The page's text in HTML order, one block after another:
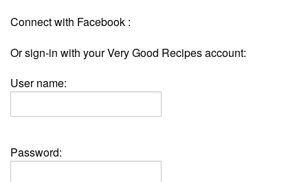
Connect with Facebook :
Or sign-in with your Very Good Recipes account:
User name:
Password: